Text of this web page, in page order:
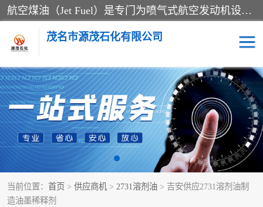
航空煤油（Jet Fuel）是专门为喷气式航空发动机设计的高纯度燃料，主要分为Jet A、Jet A-1和Jet B等类型。其特点是闪点高、低温流动性好，并添加了抗静电剂和抗氧化剂以确保飞行安全。航空煤油需
茂名市源茂石化有限公司
当前位置： 首页 > 供应商机 > 2731溶剂油 > 吉安供应2731溶剂油制
造油墨稀释剂
RP3航空煤油 D20+D30溶剂油
D40+D60溶剂油 D80+D100溶剂油
6号+120号溶剂油 260号溶剂油
异构烷烃 天然乳胶